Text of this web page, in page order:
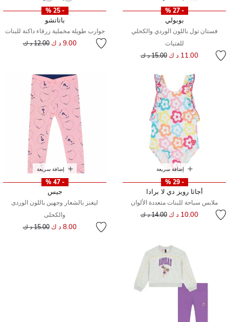
- 27 %
بوبولي
فستان تول باللون الوردي والكحلي
للفتيات
11.00 د ك سعر مخفض من
15.00 د ك
- 25 %
باتاتشو
جوارب طويلة مخملية زرقاء داكنة للبنات
9.00 د ك سعر مخفض من
12.00 د ك إلى
إضافة سريعة
- 29 %
أجاثا رويز دي لا برادا
ملابس سباحة للبنات متعددة الألوان
10.00 د ك سعر مخفض من
14.00 د ك
إضافة سريعة
- 47 %
جيس
ليغنز بالشعار وجهين باللون الوردى
والكحلى
8.00 د ك سعر مخفض من
15.00 د ك إلى